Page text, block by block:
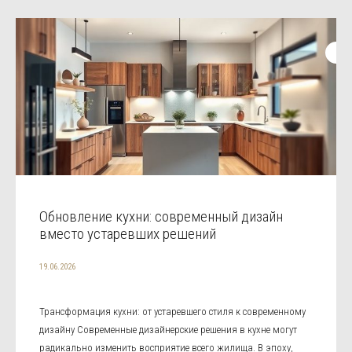
Обновление кухни: современный дизайн
вместо устаревших решений
19.06.2026
Трансформация кухни: от устаревшего стиля к современному
дизайну Современные дизайнерские решения в кухне могут
радикально изменить восприятие всего жилища. В эпоху,